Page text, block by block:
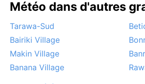
Météo dans d'autres
Tarawa-Sud
Bairiki Village
Makin Village
Banana Village